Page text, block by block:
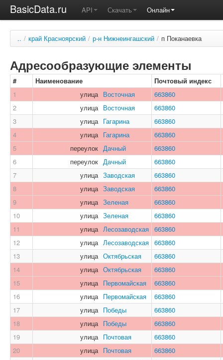
BasicData.ru API Скачать Онлайн
.. / край Красноярский / р-н Нижнеингашский / п Поканаевка
Адресообразующие элементы
# Наименование
Почтовый индекс
1
улица Восточная
663860
2
улица Восточная
663860
3
улица Гагарина
663860
4
улица Гагарина
663860
5
переулок Дачный
663860
6
переулок Дачный
663860
7
улица Заводская
663860
8
улица Заводская
663860
9
улица Зеленая
663860
10
улица Зеленая
663860
11
улица Лесозаводская 663860
12
улица Лесозаводская 663860
13
улица Октябрьская
663860
14
улица Октябрьская
663860
15
улица Первомайская
663860
16
улица Первомайская
663860
17
улица Победы
663860
18
улица Победы
663860
19
улица Почтовая
663860
20
улица Почтовая
663860